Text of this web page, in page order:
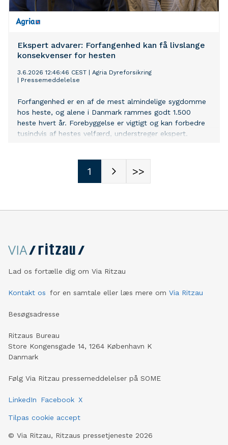
Ekspert advarer: Forfangenhed kan få livslange
konsekvenser for hesten
3.6.2026 12:46:46 CEST
Agria Dyreforsikring
Pressemeddelelse
Forfangenhed er en af de mest almindelige sygdomme
hos heste, og alene i Danmark rammes godt 1.500
heste hvert år. Forebyggelse er vigtigt og kan forbedre
tusindvis af hestes velfærd, understreger ekspert.
1 >>
Lad os fortælle dig om Via Ritzau
Kontakt os for en samtale eller læs mere om Via Ritzau
Besøgsadresse
Ritzaus Bureau
Store Kongensgade 14, 1264 København K
Danmark
Følg Via Ritzau pressemeddelelser på SOME
LinkedIn Facebook X
Tilpas cookie accept
© Via Ritzau, Ritzaus pressetjeneste 2026